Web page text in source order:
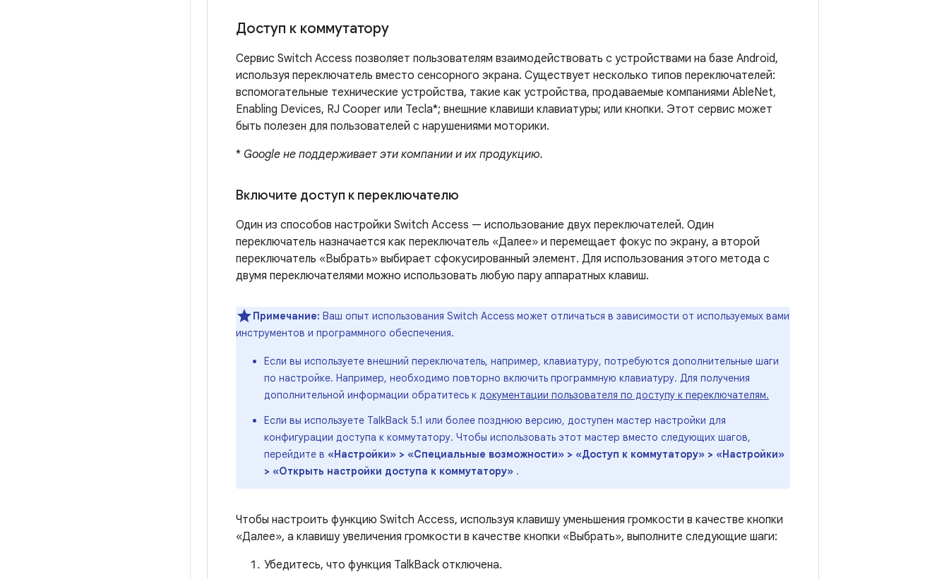
Доступ к коммутатору
Сервис Switch Access позволяет пользователям взаимодействовать с устройствами на базе Android,
используя переключатель вместо сенсорного экрана. Существует несколько типов переключателей:
вспомогательные технические устройства, такие как устройства, продаваемые компаниями AbleNet,
Enabling Devices, RJ Cooper или Tecla*; внешние клавиши клавиатуры; или кнопки. Этот сервис может
быть полезен для пользователей с нарушениями моторики.
* Google не поддерживает эти компании и их продукцию.
Включите доступ к переключателю
Один из способов настройки Switch Access — использование двух переключателей. Один
переключатель назначается как переключатель «Далее» и перемещает фокус по экрану, а второй
переключатель «Выбрать» выбирает сфокусированный элемент. Для использования этого метода с
двумя переключателями можно использовать любую пару аппаратных клавиш.
Примечание: Ваш опыт использования Switch Access может отличаться в зависимости от используемых вами
инструментов и программного обеспечения.
Если вы используете внешний переключатель, например, клавиатуру, потребуются дополнительные шаги
по настройке. Например, необходимо повторно включить программную клавиатуру. Для получения
дополнительной информации обратитесь к документации пользователя по доступу к переключателям.
Если вы используете TalkBack 5.1 или более позднюю версию, доступен мастер настройки для
конфигурации доступа к коммутатору. Чтобы использовать этот мастер вместо следующих шагов,
перейдите в «Настройки» > «Специальные возможности» > «Доступ к коммутатору» > «Настройки»
> «Открыть настройки доступа к коммутатору» .
Чтобы настроить функцию Switch Access, используя клавишу уменьшения громкости в качестве кнопки
«Далее», а клавишу увеличения громкости в качестве кнопки «Выбрать», выполните следующие шаги:
Убедитесь, что функция TalkBack отключена.